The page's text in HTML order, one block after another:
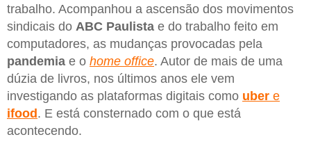
trabalho. Acompanhou a ascensão dos movimentos
sindicais do ABC Paulista e do trabalho feito em
computadores, as mudanças provocadas pela
pandemia e o home office. Autor de mais de uma
dúzia de livros, nos últimos anos ele vem
investigando as plataformas digitais como uber e
ifood . E está consternado com o que está
acontecendo.